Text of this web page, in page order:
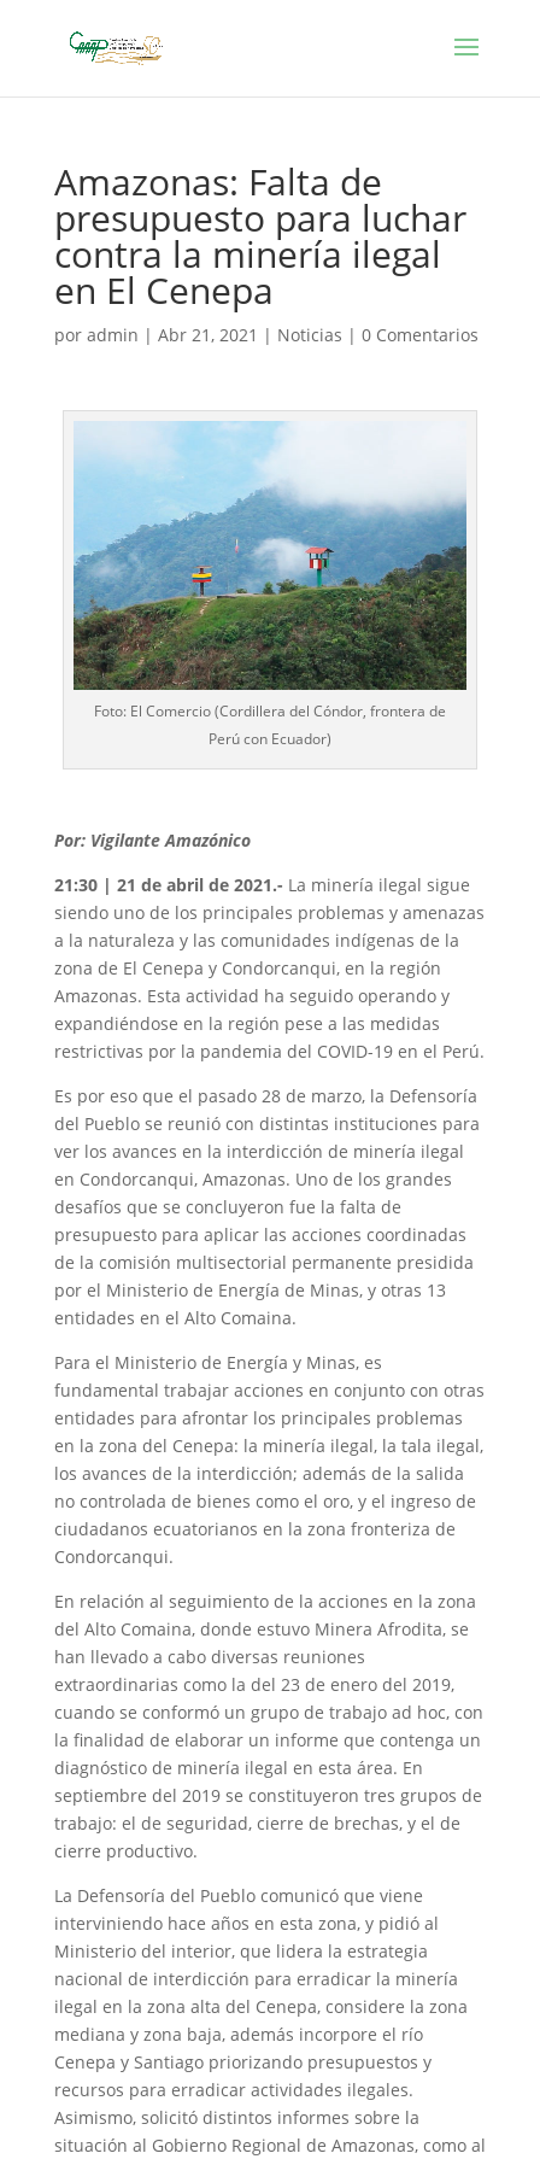
Amazonas: Falta de
presupuesto para luchar
contra la minería ilegal
en El Cenepa
por admin | Abr 21, 2021 | Noticias | 0 Comentarios
Foto: El Comercio (Cordillera del Cóndor, frontera de
Perú con Ecuador)
Por: Vigilante Amazónico
21:30 | 21 de abril de 2021.- La minería ilegal sigue
siendo uno de los principales problemas y amenazas
a la naturaleza y las comunidades indígenas de la
zona de El Cenepa y Condorcanqui, en la región
Amazonas. Esta actividad ha seguido operando y
expandiéndose en la región pese a las medidas
restrictivas por la pandemia del COVID-19 en el Perú.
Es por eso que el pasado 28 de marzo, la Defensoría
del Pueblo se reunió con distintas instituciones para
ver los avances en la interdicción de minería ilegal
en Condorcanqui, Amazonas. Uno de los grandes
desafíos que se concluyeron fue la falta de
presupuesto para aplicar las acciones coordinadas
de la comisión multisectorial permanente presidida
por el Ministerio de Energía de Minas, y otras 13
entidades en el Alto Comaina.
Para el Ministerio de Energía y Minas, es
fundamental trabajar acciones en conjunto con otras
entidades para afrontar los principales problemas
en la zona del Cenepa: la minería ilegal, la tala ilegal,
los avances de la interdicción; además de la salida
no controlada de bienes como el oro, y el ingreso de
ciudadanos ecuatorianos en la zona fronteriza de
Condorcanqui.
En relación al seguimiento de la acciones en la zona
del Alto Comaina, donde estuvo Minera Afrodita, se
han llevado a cabo diversas reuniones
extraordinarias como la del 23 de enero del 2019,
cuando se conformó un grupo de trabajo ad hoc, con
la finalidad de elaborar un informe que contenga un
diagnóstico de minería ilegal en esta área. En
septiembre del 2019 se constituyeron tres grupos de
trabajo: el de seguridad, cierre de brechas, y el de
cierre productivo.
La Defensoría del Pueblo comunicó que viene
interviniendo hace años en esta zona, y pidió al
Ministerio del interior, que lidera la estrategia
nacional de interdicción para erradicar la minería
ilegal en la zona alta del Cenepa, considere la zona
mediana y zona baja, además incorpore el río
Cenepa y Santiago priorizando presupuestos y
recursos para erradicar actividades ilegales.
Asimismo, solicitó distintos informes sobre la
situación al Gobierno Regional de Amazonas, como al